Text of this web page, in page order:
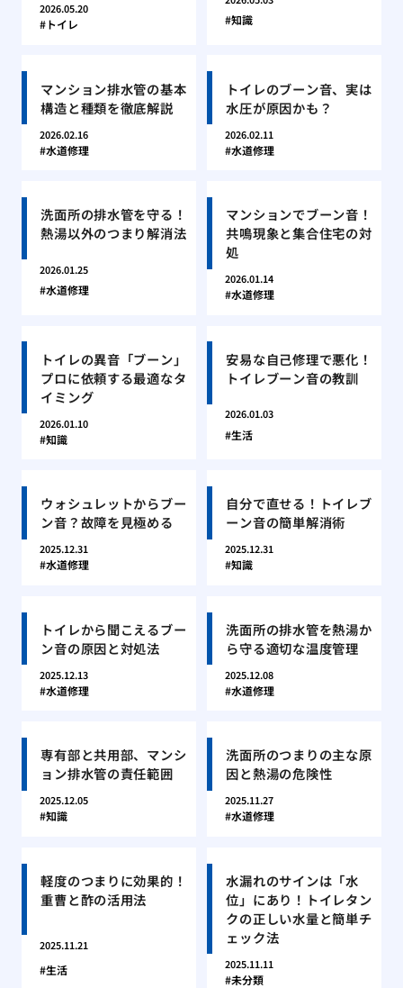
2026.05.20
トイレ 知識
マンション排水管の基本
構造と種類を徹底解説
2026.02.16
水道修理
トイレのブーン音、実は
水圧が原因かも？
2026.02.11
水道修理
洗面所の排水管を守る！
熱湯以外のつまり解消法
2026.01.25
水道修理
マンションでブーン音！
共鳴現象と集合住宅の対
処
2026.01.14
水道修理
トイレの異音「ブーン」
プロに依頼する最適なタ
イミング
2026.01.10
知識
安易な自己修理で悪化！
トイレブーン音の教訓
2026.01.03
生活
ウォシュレットからブー
ン音？故障を見極める
2025.12.31
水道修理
自分で直せる！トイレブ
ーン音の簡単解消術
2025.12.31
知識
トイレから聞こえるブー
ン音の原因と対処法
2025.12.13
水道修理
洗面所の排水管を熱湯か
ら守る適切な温度管理
2025.12.08
水道修理
専有部と共用部、マンシ
ョン排水管の責任範囲
2025.12.05
知識
洗面所のつまりの主な原
因と熱湯の危険性
2025.11.27
水道修理
軽度のつまりに効果的！
重曹と酢の活用法
2025.11.21
生活
水漏れのサインは「水
位」にあり！トイレタン
クの正しい水量と簡単チ
ェック法
2025.11.11
未分類